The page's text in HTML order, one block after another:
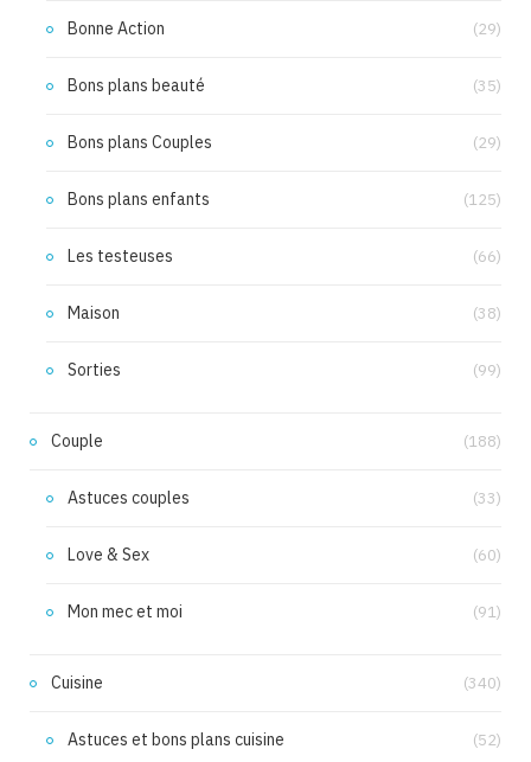
Bonne Action (29)
Bons plans beauté (35)
Bons plans Couples (29)
Bons plans enfants (125)
Les testeuses (66)
Maison (38)
Sorties (99)
Couple (188)
Astuces couples (33)
Love & Sex (60)
Mon mec et moi (91)
Cuisine (340)
Astuces et bons plans cuisine (52)